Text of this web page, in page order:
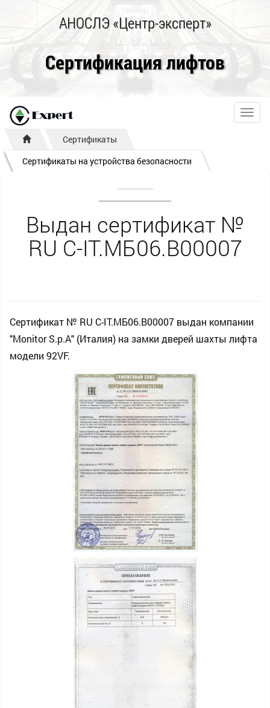
АНОСЛЭ «Центр-эксперт»
Сертификация лифтов
Сертификаты
Сертификаты на устройства безопасности
Выдан сертификат №
RU С-IT.МБ06.В00007
Сертификат № RU С-IT.МБ06.В00007 выдан компании
"Monitor S.p.A" (Италия) на замки дверей шахты лифта
модели 92VF.